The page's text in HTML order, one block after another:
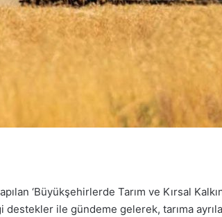
‘Büyükşehirlerde Tarım ve Kırsal
ile gündeme gelerek, tarıma